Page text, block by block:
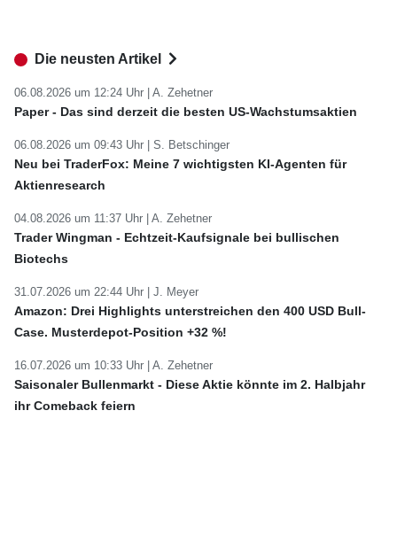
Die neusten Artikel
06.08.2026 um 12:24 Uhr | A. Zehetner
Paper - Das sind derzeit die besten US-Wachstumsaktien
06.08.2026 um 09:43 Uhr | S. Betschinger
Neu bei TraderFox: Meine 7 wichtigsten KI-Agenten für
Aktienresearch
04.08.2026 um 11:37 Uhr | A. Zehetner
Trader Wingman - Echtzeit-Kaufsignale bei bullischen
Biotechs
31.07.2026 um 22:44 Uhr | J. Meyer
Amazon: Drei Highlights unterstreichen den 400 USD Bull-
Case. Musterdepot-Position +32 %!
16.07.2026 um 10:33 Uhr | A. Zehetner
Saisonaler Bullenmarkt - Diese Aktie könnte im 2. Halbjahr
ihr Comeback feiern